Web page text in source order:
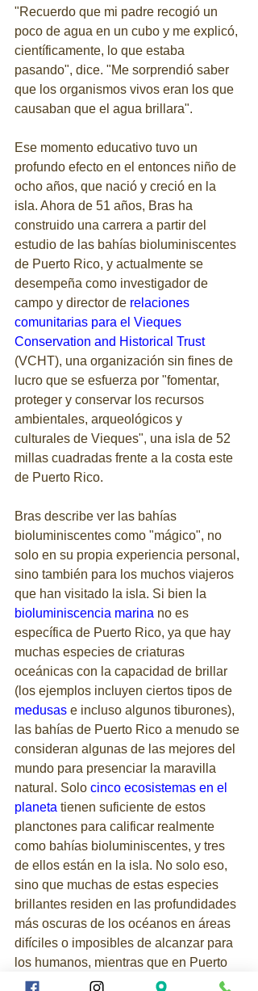
"Recuerdo que mi padre recogió un
poco de agua en un cubo y me explicó,
científicamente, lo que estaba
pasando", dice. "Me sorprendió saber
que los organismos vivos eran los que
causaban que el agua brillara".
Ese momento educativo tuvo un
profundo efecto en el entonces niño de
ocho años, que nació y creció en la
isla. Ahora de 51 años, Bras ha
construido una carrera a partir del
estudio de las bahías bioluminiscentes
de Puerto Rico, y actualmente se
desempeña como investigador de
campo y director de relaciones
comunitarias para el Vieques
Conservation and Historical Trust
(VCHT), una organización sin fines de
lucro que se esfuerza por "fomentar,
proteger y conservar los recursos
ambientales, arqueológicos y
culturales de Vieques", una isla de 52
millas cuadradas frente a la costa este
de Puerto Rico.
Bras describe ver las bahías
bioluminiscentes como "mágico", no
solo en su propia experiencia personal,
sino también para los muchos viajeros
que han visitado la isla. Si bien la
bioluminiscencia marina no es
específica de Puerto Rico, ya que hay
muchas especies de criaturas
oceánicas con la capacidad de brillar
(los ejemplos incluyen ciertos tipos de
medusas e incluso algunos tiburones),
las bahías de Puerto Rico a menudo se
consideran algunas de las mejores del
mundo para presenciar la maravilla
natural. Solo cinco ecosistemas en el
planeta tienen suficiente de estos
planctones para calificar realmente
como bahías bioluminiscentes, y tres
de ellos están en la isla. No solo eso,
sino que muchas de estas especies
brillantes residen en las profundidades
más oscuras de los océanos en áreas
difíciles o imposibles de alcanzar para
los humanos, mientras que en Puerto
Rico las personas pueden